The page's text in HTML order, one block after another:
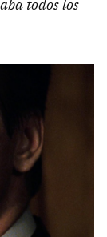
todos los